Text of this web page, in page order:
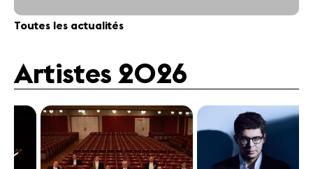
Toutes les actualités
Artistes 2026